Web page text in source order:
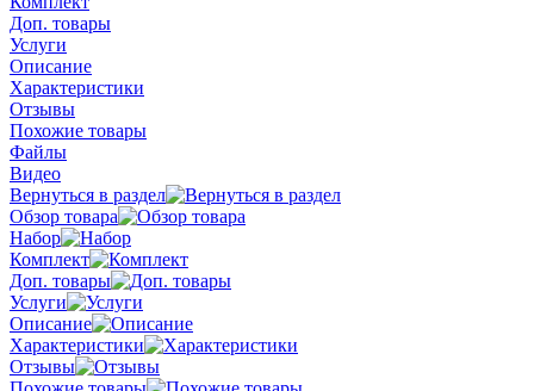
Доп. товары
Услуги
Описание
Характеристики
Отзывы
Похожие товары
Файлы
Видео
Вернуться в раздел
Обзор товара
Набор
Комплект
Доп. товары
Услуги
Описание
Характеристики
Отзывы